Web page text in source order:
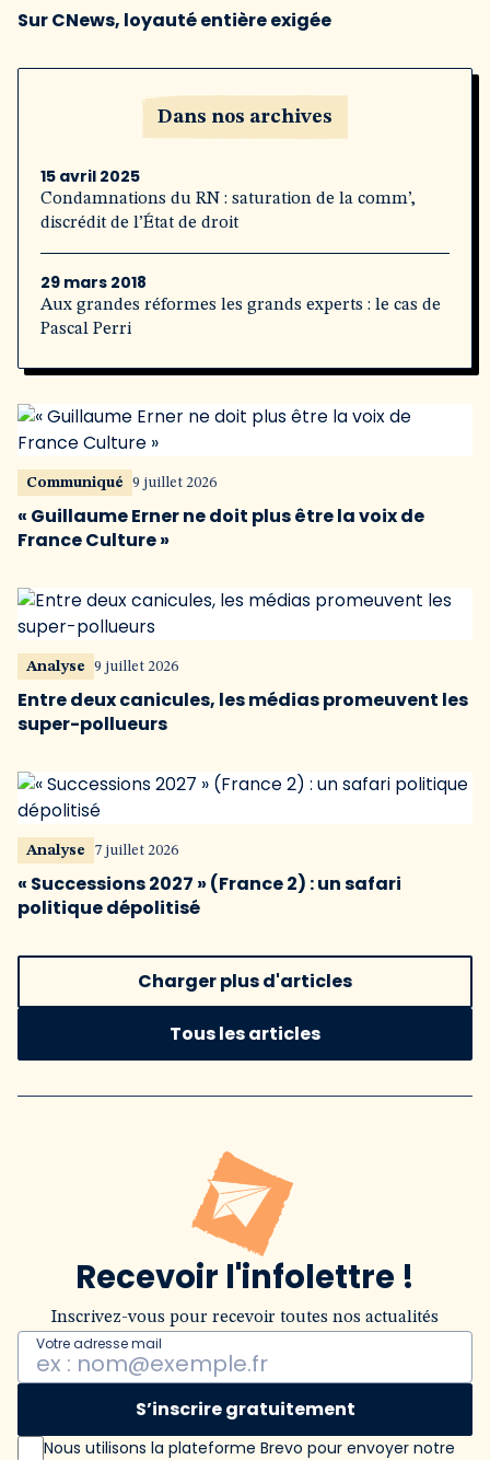
Sur CNews, loyauté entière exigée
Dans nos archives
15 avril 2025
Condamnations du RN : saturation de la comm’,
discrédit de l’État de droit
29 mars 2018
Aux grandes réformes les grands experts : le cas de
Pascal Perri
Communiqué 9 juillet 2026
« Guillaume Erner ne doit plus être la voix de
France Culture »
Analyse 9 juillet 2026
Entre deux canicules, les médias promeuvent les
super-pollueurs
Analyse 7 juillet 2026
« Successions 2027 » (France 2) : un safari
politique dépolitisé
Charger plus d'articles
Tous les articles
Recevoir l'infolettre !
Inscrivez-vous pour recevoir toutes nos actualités
Votre adresse mail
S’inscrire gratuitement
Nous utilisons la plateforme Brevo pour envoyer notre